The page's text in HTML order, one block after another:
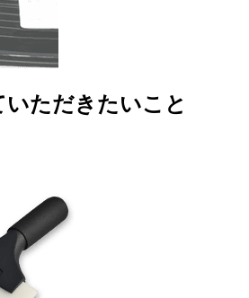
ただきたいこと